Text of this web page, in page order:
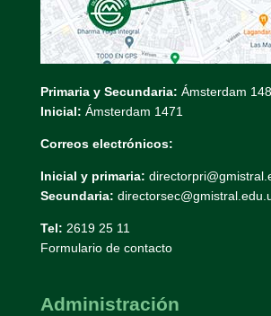
Primaria y Secundaria: Ámsterdam
Inicial: Ámsterdam 1471
Correos electrónicos:
Inicial y primaria:
Secundaria:
Tel: 2619 25 11
Formulario de contacto
Administración